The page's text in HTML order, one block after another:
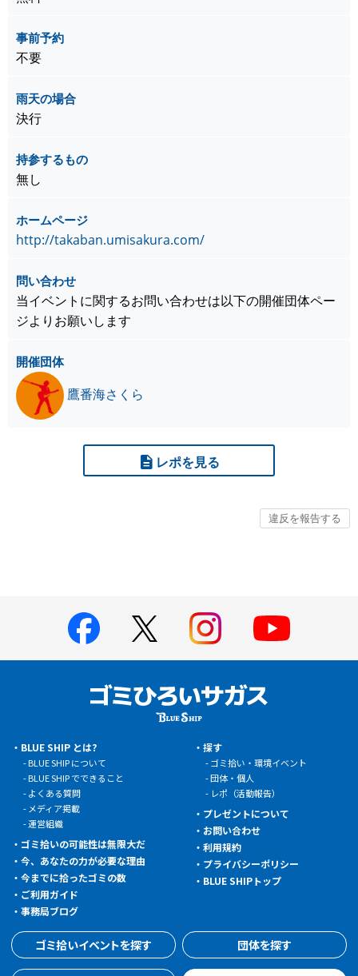
事前予約
不要
雨天の場合
決行
持参するもの
無し
ホームページ
http://takaban.umisakura.com/
問い合わせ
当イベントに関するお問い合わせは以下の開催団体ペー
ジよりお願いします
開催団体
鷹番海さくら
レポを見る
BLUE SHIP とは?
BLUE SHIP について
BLUE SHIP でできること
よくある質問
メディア掲載
運営組織
ゴミ拾いの可能性は無限大だ
今、あなたの力が必要な理由
今までに拾ったゴミの数
ご利用ガイド
事務局ブログ
探す
ゴミ拾い・環境イベント
団体・個人
レポ（活動報告）
プレゼントについて
お問い合わせ
利用規約
プライバシーポリシー
BLUE SHIPトップ
ゴミ拾いイベントを探す 団体を探す